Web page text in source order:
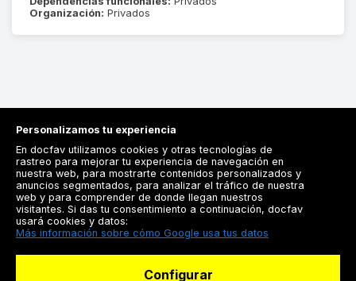
Organización: Privados
Registrarse
Docfav
Personalizamos tu experiencia
En docfav utilizamos cookies y otras tecnologías de
rastreo para mejorar tu experiencia de navegación en
nuestra web, para mostrarte contenidos personalizados y
anuncios segmentados, para analizar el tráfico de nuestra
web y para comprender de donde llegan nuestros
visitantes. Si das tu consentimiento a continuación, docfav
usará cookies y datos:
Más información sobre cómo Google usa tus datos
Configurar